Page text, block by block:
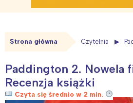
Strona główna Czytelnia
Paddington 2. Nowela
Recenzja książki
Czyta się średnio w 2 min.